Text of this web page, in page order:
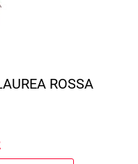
ROSSA